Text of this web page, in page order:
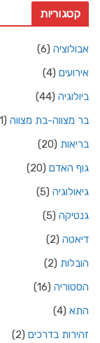
קטגוריות
אבולוציה (6)
אירועים (4)
ביולוגיה (44)
בר מצווה-בת מצווה (1)
בריאות (20)
גוף האדם (20)
גיאולוגיה (5)
גנטיקה (5)
דיאטה (2)
הובלות (2)
הסטוריה (16)
התא (4)
זהירות בדרכים (2)